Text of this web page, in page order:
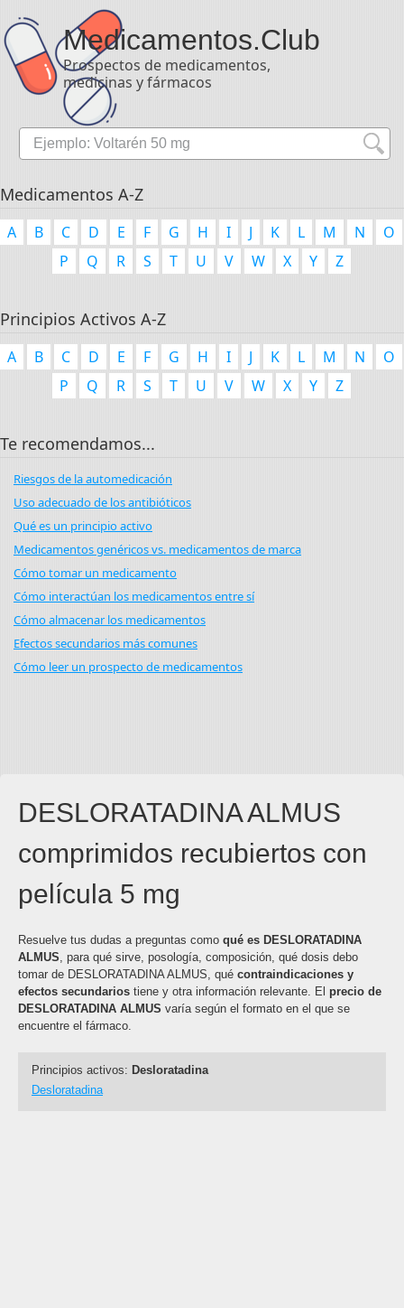
Medicamentos.Club
Prospectos de medicamentos,
medicinas y fármacos
Medicamentos A-Z
A B C D E F G H I J K L M N
O
P
Q R S T U V W X Y Z
Principios Activos A-Z
A B C D E F G H I J K L M N
O
P
Q R S T U V W X Y Z
Te recomendamos...
Riesgos de la automedicación
Uso adecuado de los antibióticos
Qué es un principio activo
Medicamentos genéricos vs. medicamentos de marca
Cómo tomar un medicamento
Cómo interactúan los medicamentos entre sí
Cómo almacenar los medicamentos
Efectos secundarios más comunes
Cómo leer un prospecto de medicamentos
DESLORATADINA ALMUS
comprimidos recubiertos con
película 5 mg
Resuelve tus dudas a preguntas como qué es DESLORATADINA
ALMUS, para qué sirve, posología, composición, qué dosis debo
tomar de DESLORATADINA ALMUS, qué contraindicaciones y
efectos secundarios tiene y otra información relevante. El precio de
DESLORATADINA ALMUS varía según el formato en el que se
encuentre el fármaco.
Principios activos: Desloratadina
Desloratadina